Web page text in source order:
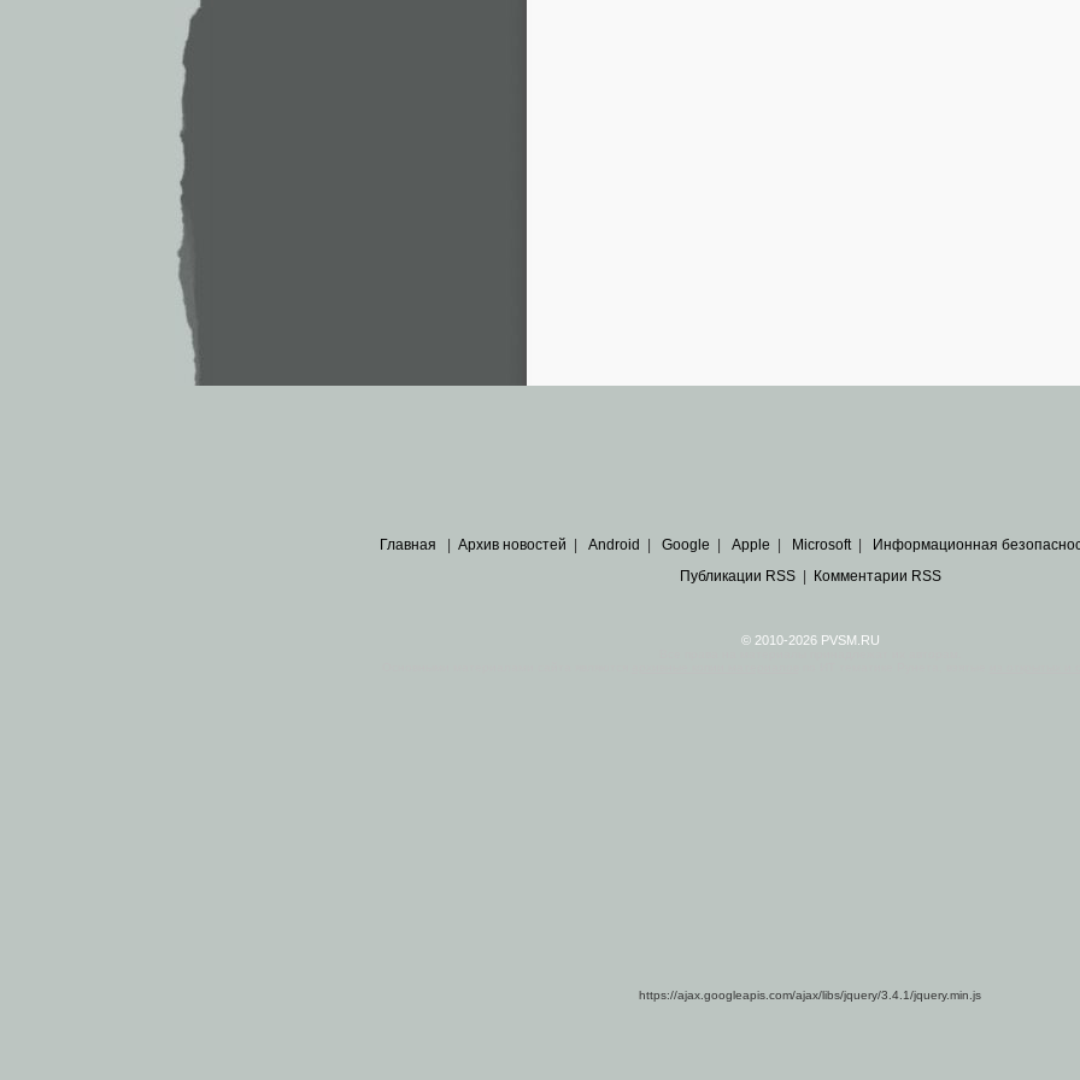
Главная Архив новостей Android Google Apple Microsoft| Информационная
Публикации RSS| Комментарии RSS
© 2010-2026 PVSM.RU
https://ajax.googleapis.com/ajax/libs/jquery/3.4.1/jquery.min.js